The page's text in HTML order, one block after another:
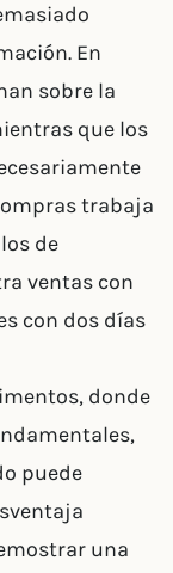
En
sobre la
que los
trabaja
de
ventas con
con dos días
donde
puede
una